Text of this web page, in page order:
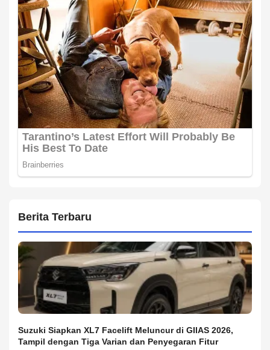
Berita Terbaru
Suzuki Siapkan XL7 Facelift Meluncur di GIIAS 2026,
Tampil dengan Tiga Varian dan Penyegaran Fitur